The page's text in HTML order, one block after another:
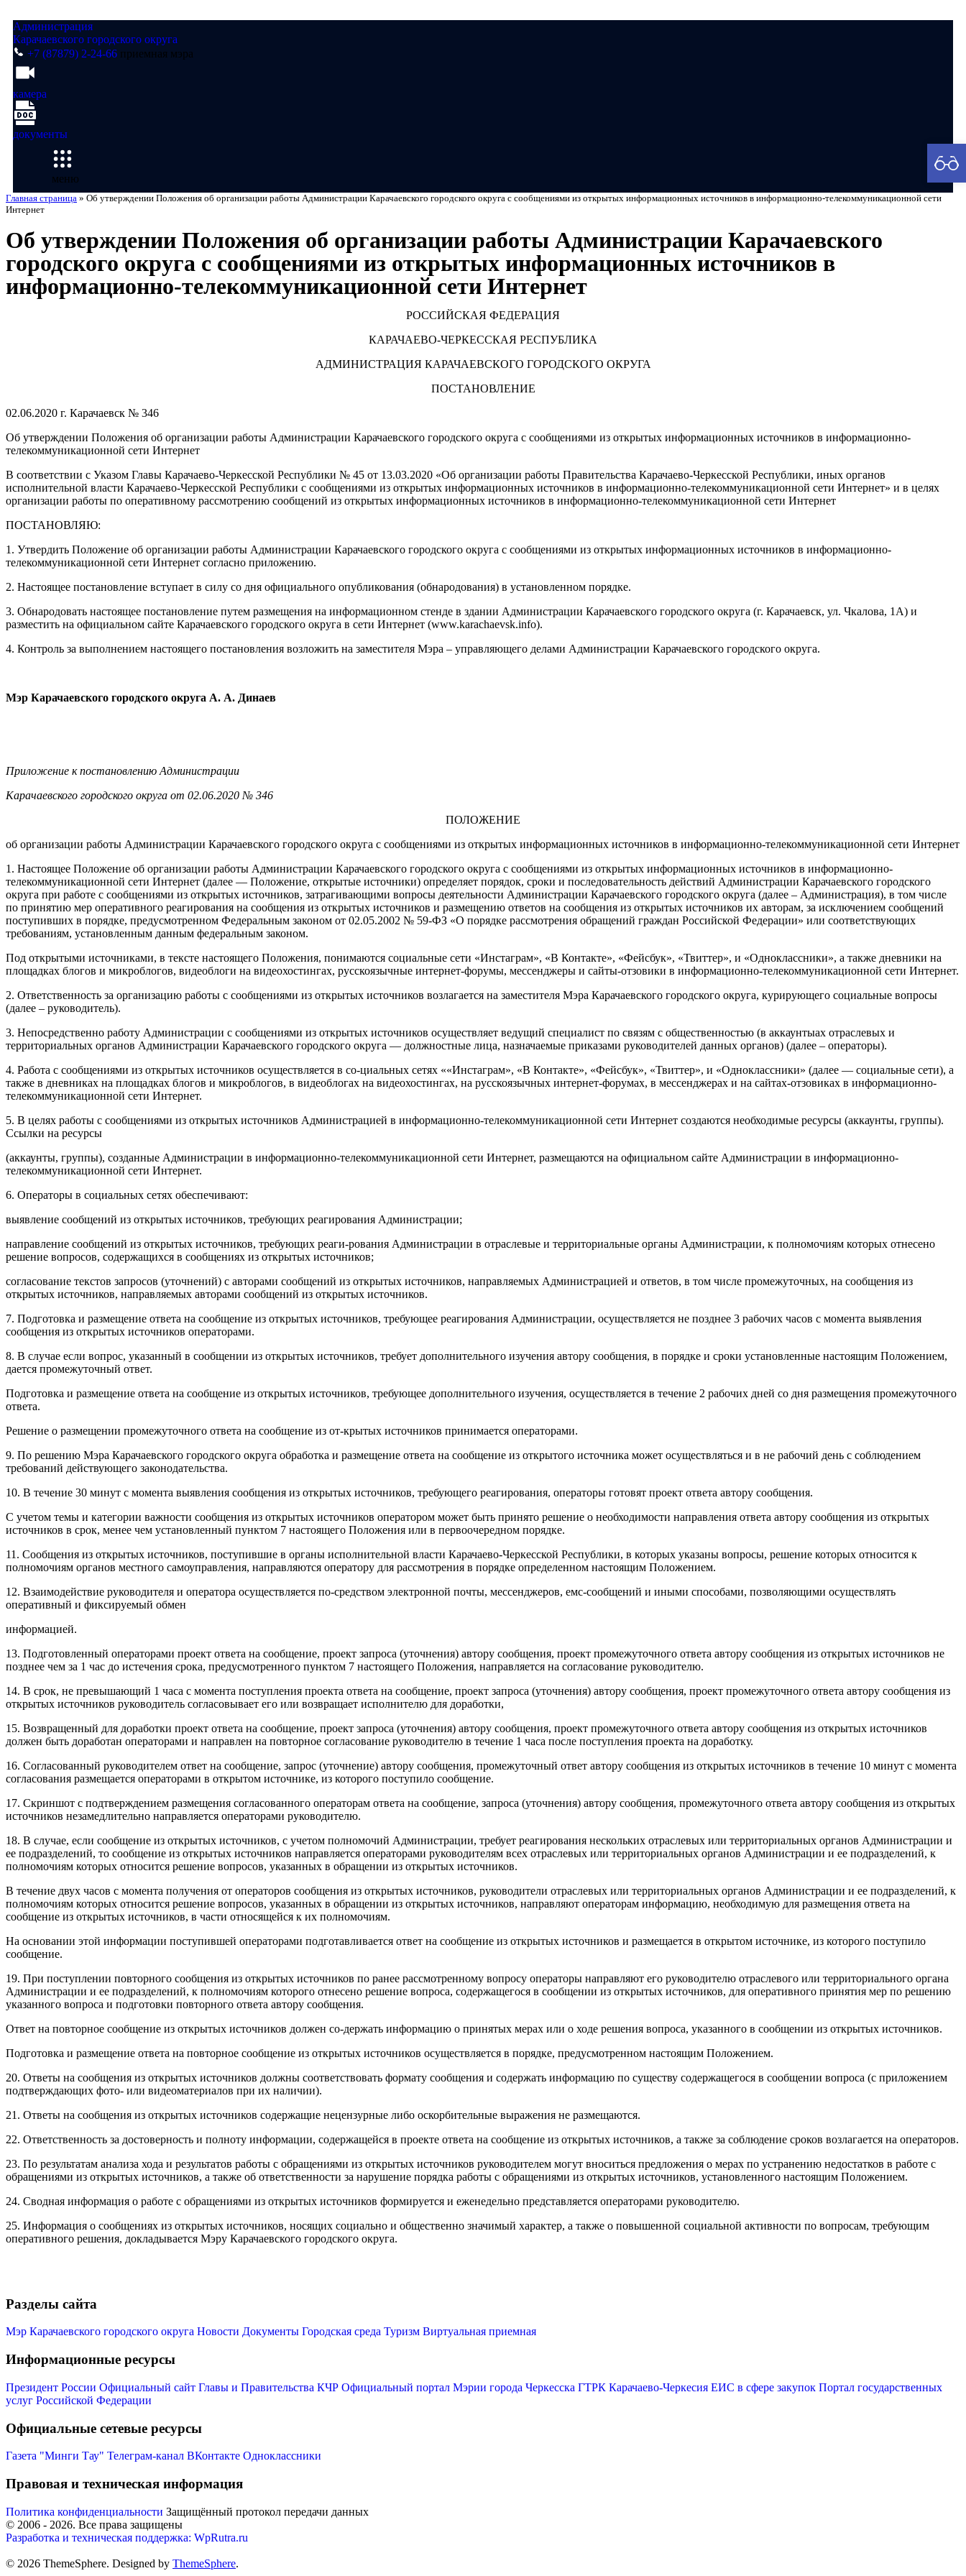
Администрация
Карачаевского городского округа
+7 (87879) 2-24-66 приемная мэра
камера
документы
меню
Главная страница » Об утверждении Положения об организации работы Администрации Карачаевского городского округа с сообщениями из открытых информационных источников в информационно-телекоммуникационной сети
Интернет
Об утверждении Положения об организации работы Администрации Карачаевского
городского округа с сообщениями из открытых информационных источников в
информационно-телекоммуникационной сети Интернет
РОССИЙСКАЯ ФЕДЕРАЦИЯ
КАРАЧАЕВО-ЧЕРКЕССКАЯ РЕСПУБЛИКА
АДМИНИСТРАЦИЯ КАРАЧАЕВСКОГО ГОРОДСКОГО ОКРУГА
ПОСТАНОВЛЕНИЕ
02.06.2020 г. Карачаевск № 346
Об утверждении Положения об организации работы Администрации Карачаевского городского округа с сообщениями из открытых информационных источников в информационно-
телекоммуникационной сети Интернет
В соответствии с Указом Главы Карачаево-Черкесской Республики № 45 от 13.03.2020 «Об организации работы Правительства Карачаево-Черкесской Республики, иных органов
исполнительной власти Карачаево-Черкесской Республики с сообщениями из открытых информационных источников в информационно-телекоммуникационной сети Интернет» и в целях
организации работы по оперативному рассмотрению сообщений из открытых информационных источников в информационно-телекоммуникационной сети Интернет
ПОСТАНОВЛЯЮ:
1. Утвердить Положение об организации работы Администрации Карачаевского городского округа с сообщениями из открытых информационных источников в информационно-
телекоммуникационной сети Интернет согласно приложению.
2. Настоящее постановление вступает в силу со дня официального опубликования (обнародования) в установленном порядке.
3. Обнародовать настоящее постановление путем размещения на информационном стенде в здании Администрации Карачаевского городского округа (г. Карачаевск, ул. Чкалова, 1А) и
разместить на официальном сайте Карачаевского городского округа в сети Интернет (www.karachaevsk.info).
4. Контроль за выполнением настоящего постановления возложить на заместителя Мэра – управляющего делами Администрации Карачаевского городского округа.
Мэр Карачаевского городского округа А. А. Динаев
Приложение к постановлению Администрации
Карачаевского городского округа от 02.06.2020 № 346
ПОЛОЖЕНИЕ
об организации работы Администрации Карачаевского городского округа с сообщениями из открытых информационных источников в информационно-телекоммуникационной сети Интернет
1. Настоящее Положение об организации работы Администрации Карачаевского городского округа с сообщениями из открытых информационных источников в информационно-
телекоммуникационной сети Интернет (далее — Положение, открытые источники) определяет порядок, сроки и последовательность действий Администрации Карачаевского городского
округа при работе с сообщениями из открытых источников, затрагивающими вопросы деятельности Администрации Карачаевского городского округа (далее – Администрация), в том числе
по принятию мер оперативного реагирования на сообщения из открытых источников и размещению ответов на сообщения из открытых источников их авторам, за исключением сообщений
поступивших в порядке, предусмотренном Федеральным законом от 02.05.2002 № 59-ФЗ «О порядке рассмотрения обращений граждан Российской Федерации» или соответствующих
требованиям, установленным данным федеральным законом.
Под открытыми источниками, в тексте настоящего Положения, понимаются социальные сети «Инстаграм», «В Контакте», «Фейсбук», «Твиттер», и «Одноклассники», а также дневники на
площадках блогов и микроблогов, видеоблоги на видеохостингах, русскоязычные интернет-форумы, мессенджеры и сайты-отзовики в информационно-телекоммуникационной сети Интернет.
2. Ответственность за организацию работы с сообщениями из открытых источников возлагается на заместителя Мэра Карачаевского городского округа, курирующего социальные вопросы
(далее – руководитель).
3. Непосредственно работу Администрации с сообщениями из открытых источников осуществляет ведущий специалист по связям с общественностью (в аккаунтыах отраслевых и
территориальных органов Администрации Карачаевского городского округа — должностные лица, назначаемые приказами руководителей данных органов) (далее – операторы).
4. Работа с сообщениями из открытых источников осуществляется в со-циальных сетях ««Инстаграм», «В Контакте», «Фейсбук», «Твиттер», и «Одноклассники» (далее — социальные сети), а
также в дневниках на площадках блогов и микроблогов, в видеоблогах на видеохостингах, на русскоязычных интернет-форумах, в мессенджерах и на сайтах-отзовиках в информационно-
телекоммуникационной сети Интернет.
5. В целях работы с сообщениями из открытых источников Администрацией в информационно-телекоммуникационной сети Интернет создаются необходимые ресурсы (аккаунты, группы).
Ссылки на ресурсы
(аккаунты, группы), созданные Администрации в информационно-телекоммуникационной сети Интернет, размещаются на официальном сайте Администрации в информационно-
телекоммуникационной сети Интернет.
6. Операторы в социальных сетях обеспечивают:
выявление сообщений из открытых источников, требующих реагирования Администрации;
направление сообщений из открытых источников, требующих реаги-рования Администрации в отраслевые и территориальные органы Администрации, к полномочиям которых отнесено
решение вопросов, содержащихся в сообщениях из открытых источников;
согласование текстов запросов (уточнений) с авторами сообщений из открытых источников, направляемых Администрацией и ответов, в том числе промежуточных, на сообщения из
открытых источников, направляемых авторами сообщений из открытых источников.
7. Подготовка и размещение ответа на сообщение из открытых источников, требующее реагирования Администрации, осуществляется не позднее 3 рабочих часов с момента выявления
сообщения из открытых источников операторами.
8. В случае если вопрос, указанный в сообщении из открытых источников, требует дополнительного изучения автору сообщения, в порядке и сроки установленные настоящим Положением,
дается промежуточный ответ.
Подготовка и размещение ответа на сообщение из открытых источников, требующее дополнительного изучения, осуществляется в течение 2 рабочих дней со дня размещения промежуточного
ответа.
Решение о размещении промежуточного ответа на сообщение из от-крытых источников принимается операторами.
9. По решению Мэра Карачаевского городского округа обработка и размещение ответа на сообщение из открытого источника может осуществляться и в не рабочий день с соблюдением
требований действующего законодательства.
10. В течение 30 минут с момента выявления сообщения из открытых источников, требующего реагирования, операторы готовят проект ответа автору сообщения.
С учетом темы и категории важности сообщения из открытых источников оператором может быть принято решение о необходимости направления ответа автору сообщения из открытых
источников в срок, менее чем установленный пунктом 7 настоящего Положения или в первоочередном порядке.
11. Сообщения из открытых источников, поступившие в органы исполнительной власти Карачаево-Черкесской Республики, в которых указаны вопросы, решение которых относится к
полномочиям органов местного самоуправления, направляются оператору для рассмотрения в порядке определенном настоящим Положением.
12. Взаимодействие руководителя и оператора осуществляется по-средством электронной почты, мессенджеров, емс-сообщений и иными способами, позволяющими осуществлять
оперативный и фиксируемый обмен
информацией.
13. Подготовленный операторами проект ответа на сообщение, проект запроса (уточнения) автору сообщения, проект промежуточного ответа автору сообщения из открытых источников не
позднее чем за 1 час до истечения срока, предусмотренного пунктом 7 настоящего Положения, направляется на согласование руководителю.
14. В срок, не превышающий 1 часа с момента поступления проекта ответа на сообщение, проект запроса (уточнения) автору сообщения, проект промежуточного ответа автору сообщения из
открытых источников руководитель согласовывает его или возвращает исполнителю для доработки,
15. Возвращенный для доработки проект ответа на сообщение, проект запроса (уточнения) автору сообщения, проект промежуточного ответа автору сообщения из открытых источников
должен быть доработан операторами и направлен на повторное согласование руководителю в течение 1 часа после поступления проекта на доработку.
16. Согласованный руководителем ответ на сообщение, запрос (уточнение) автору сообщения, промежуточный ответ автору сообщения из открытых источников в течение 10 минут с момента
согласования размещается операторами в открытом источнике, из которого поступило сообщение.
17. Скриншот с подтверждением размещения согласованного операторам ответа на сообщение, запроса (уточнения) автору сообщения, промежуточного ответа автору сообщения из открытых
источников незамедлительно направляется операторами руководителю.
18. В случае, если сообщение из открытых источников, с учетом полномочий Администрации, требует реагирования нескольких отраслевых или территориальных органов Администрации и
ее подразделений, то сообщение из открытых источников направляется операторами руководителям всех отраслевых или территориальных органов Администрации и ее подразделений, к
полномочиям которых относится решение вопросов, указанных в обращении из открытых источников.
В течение двух часов с момента получения от операторов сообщения из открытых источников, руководители отраслевых или территориальных органов Администрации и ее подразделений, к
полномочиям которых относится решение вопросов, указанных в обращении из открытых источников, направляют операторам информацию, необходимую для размещения ответа на
сообщение из открытых источников, в части относящейся к их полномочиям.
На основании этой информации поступившей операторами подготавливается ответ на сообщение из открытых источников и размещается в открытом источнике, из которого поступило
сообщение.
19. При поступлении повторного сообщения из открытых источников по ранее рассмотренному вопросу операторы направляют его руководителю отраслевого или территориального органа
Администрации и ее подразделений, к полномочиям которого отнесено решение вопроса, содержащегося в сообщении из открытых источников, для оперативного принятия мер по решению
указанного вопроса и подготовки повторного ответа автору сообщения.
Ответ на повторное сообщение из открытых источников должен со-держать информацию о принятых мерах или о ходе решения вопроса, указанного в сообщении из открытых источников.
Подготовка и размещение ответа на повторное сообщение из открытых источников осуществляется в порядке, предусмотренном настоящим Положением.
20. Ответы на сообщения из открытых источников должны соответствовать формату сообщения и содержать информацию по существу содержащегося в сообщении вопроса (с приложением
подтверждающих фото- или видеоматериалов при их наличии).
21. Ответы на сообщения из открытых источников содержащие нецензурные либо оскорбительные выражения не размещаются.
22. Ответственность за достоверность и полноту информации, содержащейся в проекте ответа на сообщение из открытых источников, а также за соблюдение сроков возлагается на операторов.
23. По результатам анализа хода и результатов работы с обращениями из открытых источников руководителем могут вноситься предложения о мерах по устранению недостатков в работе с
обращениями из открытых источников, а также об ответственности за нарушение порядка работы с обращениями из открытых источников, установленного настоящим Положением.
24. Сводная информация о работе с обращениями из открытых источников формируется и еженедельно представляется операторами руководителю.
25. Информация о сообщениях из открытых источников, носящих социально и общественно значимый характер, а также о повышенной социальной активности по вопросам, требующим
оперативного решения, докладывается Мэру Карачаевского городского округа.
Разделы сайта
Мэр Карачаевского городского округа Новости Документы Городская среда Туризм Виртуальная приемная
Информационные ресурсы
Президент России Официальный сайт Главы и Правительства КЧР Официальный портал Мэрии города Черкесска ГТРК Карачаево-Черкесия ЕИС в сфере закупок Портал государственных
услуг Российской Федерации
Официальные сетевые ресурсы
Газета "Минги Тау" Телеграм-канал ВКонтакте Одноклассники
Правовая и техническая информация
Политика конфиденциальности Защищённый протокол передачи данных
© 2006 - 2026. Все права защищены
Разработка и техническая поддержка: WpRutra.ru
© 2026 ThemeSphere. Designed by ThemeSphere.